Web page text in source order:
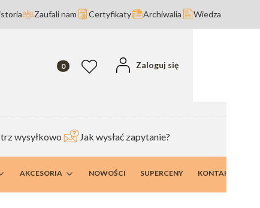
Zaufali nam Certyfikaty Archiwalia Wiedza
Produkty w koszyku: 0. Zobacz szczegóły
Ulubione
Zaloguj się
wysyłkowo Jak wysłać zapytanie?
AKCESORIA NOWOŚCI SUPERCENY KONTAKT I